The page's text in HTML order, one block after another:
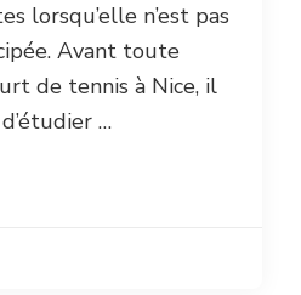
lorsqu’elle n’est pas
Avant toute
de tennis à Nice, il
…